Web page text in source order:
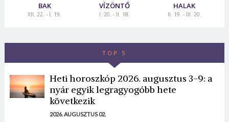
BAK
XII. 22. - I. 19.
VÍZÖNTŐ
I. 20. - II. 18.
HALAK
II. 19. - III. 20.
TOP 5
Heti horoszkóp 2026. augusztus 3-9: a
nyár egyik legragyogóbb hete
következik
2026. AUGUSZTUS 02.